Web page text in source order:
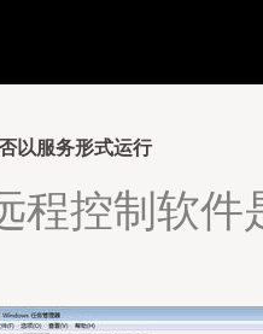
以服务形式运行
程控制软件